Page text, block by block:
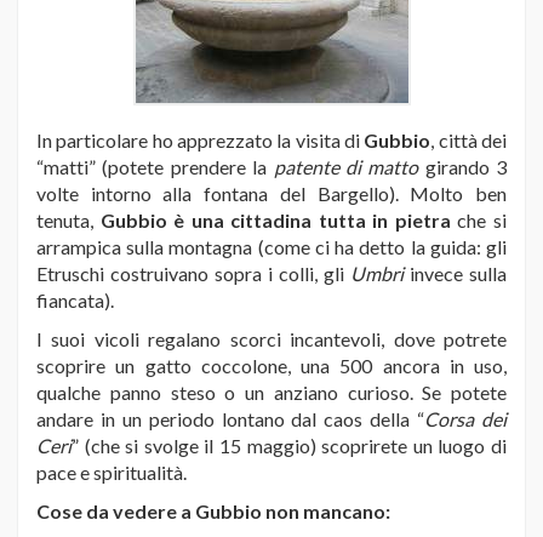
In particolare ho apprezzato la visita di Gubbio, città dei
“matti” (potete prendere la patente di mattogirando 3
volte intorno alla fontana del Bargello). Molto ben
tenuta, Gubbio è una cittadina tutta in pietra che si
arrampica sulla montagna (come ci ha detto la guida: gli
Etruschi costruivano sopra i colli, gli Umbriinvece sulla
fiancata).
I suoi vicoli regalano scorci incantevoli, dove potrete
scoprire un gatto coccolone, una 500 ancora in uso,
qualche panno steso o un anziano curioso. Se potete
andare in un periodo lontano dal caos della “Corsa dei
Ceri” (che si svolge il 15 maggio) scoprirete un luogo di
pace e spiritualità.
Cose da vedere a Gubbio non mancano: